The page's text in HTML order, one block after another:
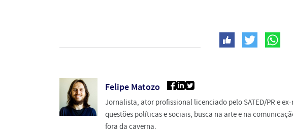
Felipe Matozo
Jornalista, ator profissional licenciado pelo SATED/PR e
questões políticas e sociais, busca na arte e na
fora da caverna.